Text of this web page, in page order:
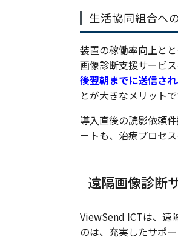
生活協同組合へ
装置の稼働率向上と
画像診断支援サービ
後翌朝までに送信さ
とが大きなメリットで
導入直後の読影依頼
ートも、治療プロセ
遠隔画像診断
ViewSend ICTは、遠
のは、充実したサポー